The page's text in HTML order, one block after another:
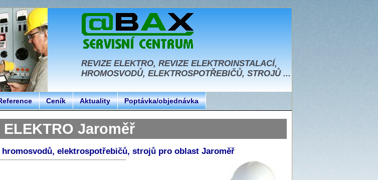
REVIZE ELEKTRO, REVIZE ELEKTROINSTALACÍ,
HROMOSVODŮ, ELEKTROSPOTŘEBIČŮ, STROJŮ ...
Ceník Aktuality Poptávka/objednávka
ELEKTRO Jaroměř
elektrospotřebičů, strojů pro oblast Jaroměř